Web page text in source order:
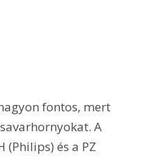
A
(Philips) és a PZ